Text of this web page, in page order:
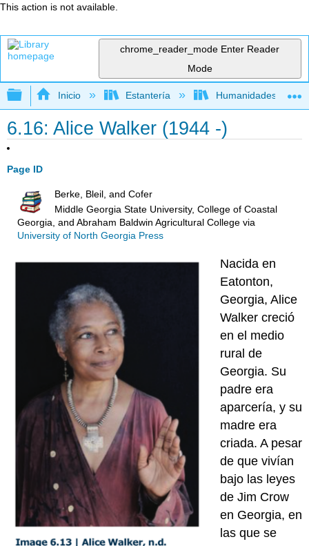
This action is not available.
chrome_reader_mode Enter Reader
Mode
Expandir/contraer jerarquía global
Inicio Estantería Humanidades
6.16: Alice Walker (1944 -)
Page ID
Berke, Bleil, and Cofer
Middle Georgia State University, College of Coastal
Georgia, and Abraham Baldwin Agricultural Collegevia
University of North Georgia Press
Nacida en
Eatonton,
Georgia, Alice
Walker creció
en el medio
rural de
Georgia. Su
padre era
aparcería, y su
madre era
criada. A pesar
de que vivían
bajo las leyes
de Jim Crow
en Georgia, en
las que se